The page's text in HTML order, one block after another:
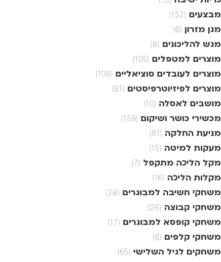
מבצעים (152)
מגן מזרון (6)
מגש להליכונים (8)
מוצרים למטפלים (105)
מוצרים לעובדים סוציאליים (108)
מוצרים לפיזיוטרפיסטים (81)
מושבים לאסלה (10)
מכשירי כושר ושיקום (159)
מניעת החלקה (81)
מעקות למיטה (15)
מקל הליכה מתקפל (7)
מקלות הליכה (16)
משחקי חשיבה למבוגרים (28)
משחקי קבוצה (26)
משחקי קופסא למבוגרים (17)
משחקי קלפים (6)
משחקים לגיל השלישי (65)